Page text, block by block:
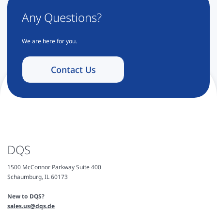
Any Questions?
We are here for you.
Contact Us
DQS
1500 McConnor Parkway Suite 400
Schaumburg, IL 60173
New to DQS?
sales.us@dqs.de